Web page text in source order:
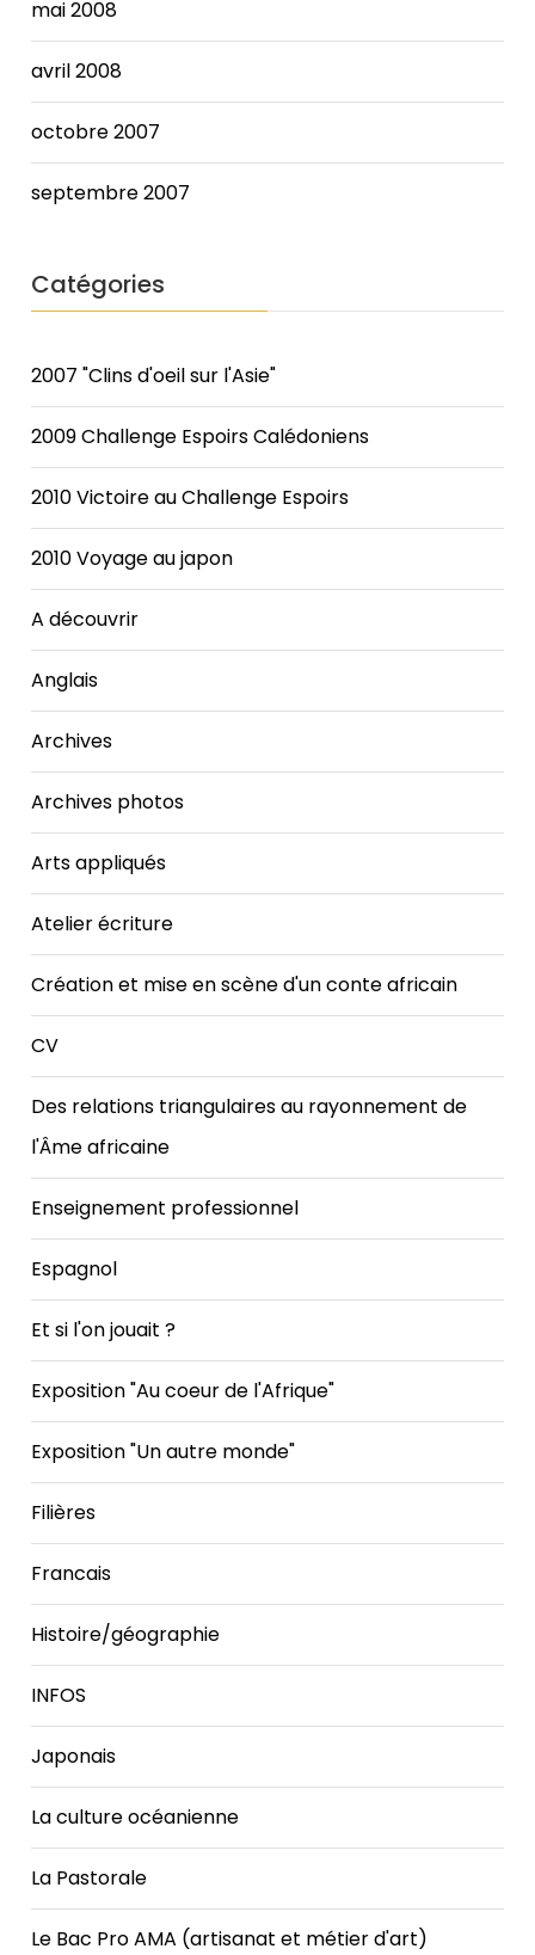
mai 2008
avril 2008
octobre 2007
septembre 2007
Catégories
2007 "Clins d'oeil sur l'Asie"
2009 Challenge Espoirs Calédoniens
2010 Victoire au Challenge Espoirs
2010 Voyage au japon
A découvrir
Anglais
Archives
Archives photos
Arts appliqués
Atelier écriture
Création et mise en scène d'un conte africain
CV
Des relations triangulaires au rayonnement de
l'Âme africaine
Enseignement professionnel
Espagnol
Et si l'on jouait ?
Exposition "Au coeur de l'Afrique"
Exposition "Un autre monde"
Filières
Francais
Histoire/géographie
INFOS
Japonais
La culture océanienne
La Pastorale
Le Bac Pro AMA (artisanat et métier d'art)